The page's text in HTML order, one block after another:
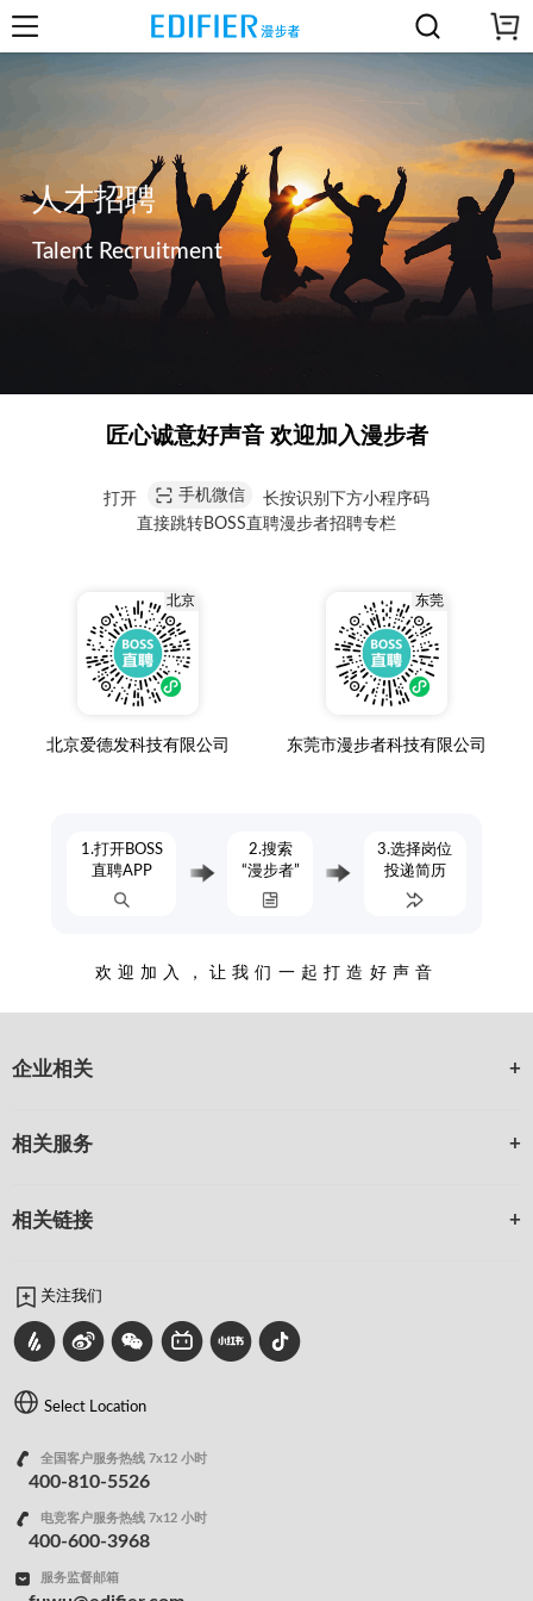
人才招聘
Talent Recruitment
匠心诚意好声音 欢迎加入漫步者
打开 手机微信
长按识别下方小程序码
直接跳转BOSS直聘漫步者招聘专栏
北京
北京爱德发科技有限公司
东莞
东莞市漫步者科技有限公司
1.打开BOSS
直聘APP
2.搜索
“漫步者”
3.选择岗位
投递简历
欢迎加入，让我们一起打造好声音
企业相关
相关服务
相关链接
关注我们
Select Location
全国客户服务热线 7x12 小时
400-810-5526
电竞客户服务热线 7x12 小时
400-600-3968
服务监督邮箱